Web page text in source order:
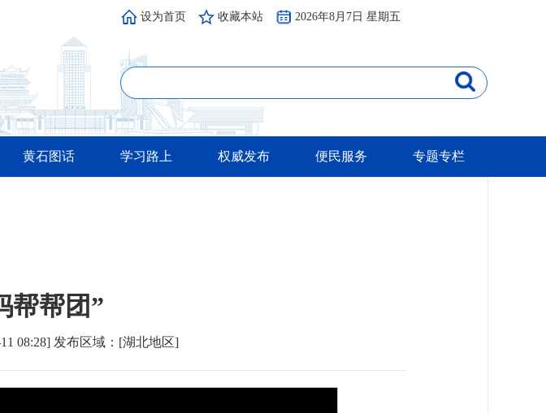
设为首页 收藏本站 2026年8月7日 星期五
黄石图话 学习路上 权威发布 便民服务 专题专栏
帮帮团”
08:28] 发布区域：[湖北地区]